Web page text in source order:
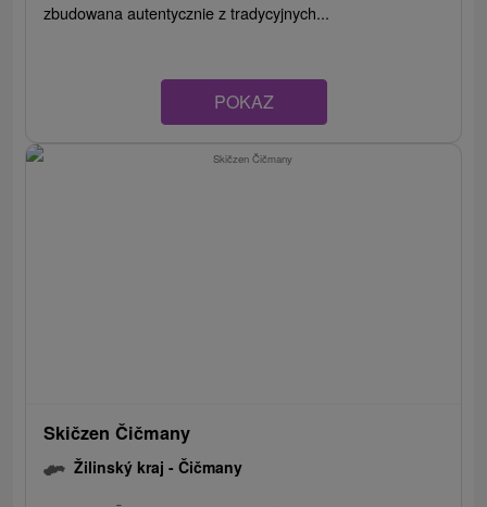
zbudowana autentycznie z tradycyjnych...
POKAZ
Skičzen Čičmany
Žilinský kraj -Čičmany